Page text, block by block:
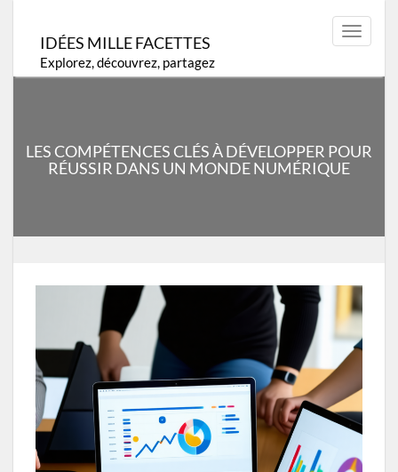
content
Toggle
IDÉES MILLE FACETTES
Explorez, découvrez, partagez
LES COMPÉTENCES CLÉS À DÉVELOPPER POUR
RÉUSSIR DANS UN MONDE NUMÉRIQUE